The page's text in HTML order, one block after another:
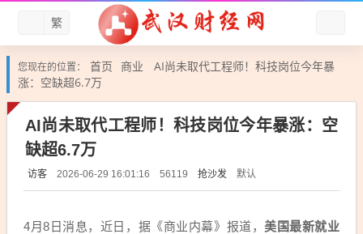
繁
您现在的位置： 首页 商业
AI尚未取代工程师！科技岗位今年暴
涨：空缺超6.7万
AI尚未取代工程师！科技岗位今年暴涨：空
缺超6.7万
访客 2026-06-29 16:01:16 56119 抢沙发 默认
4月8日消息，近日，据《商业内幕》报道，美国最新就业